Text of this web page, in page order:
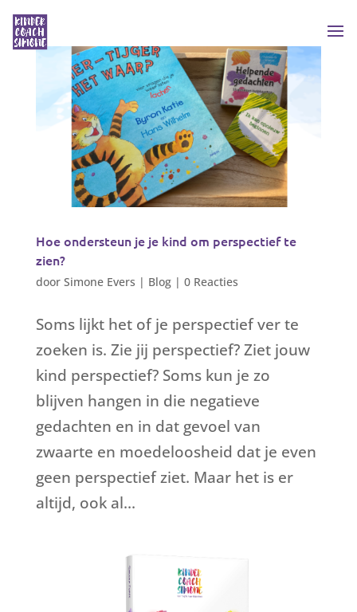
Hoe ondersteun je je kind om perspectief te
zien?
door Simone Evers | Blog| 0 Reacties
Soms lijkt het of je perspectief ver te
zoeken is. Zie jij perspectief? Ziet jouw
kind perspectief? Soms kun je zo
blijven hangen in die negatieve
gedachten en in dat gevoel van
zwaarte en moedeloosheid dat je even
geen perspectief ziet. Maar het is er
altijd, ook al...